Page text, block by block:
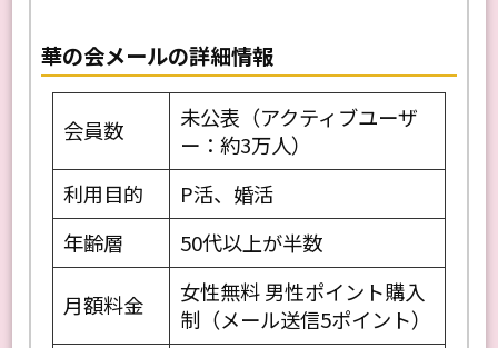
華の会メールの詳細情報
未公表（アクティブユーザ
ー：約3万人）
利用目的
P活、婚活
年齢層
50代以上が半数
女性無料 男性ポイント購入